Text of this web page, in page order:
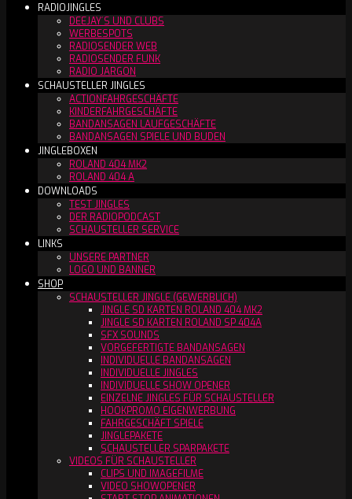
RADIOJINGLES
DEEJAY´S UND CLUBS
WERBESPOTS
RADIOSENDER WEB
RADIOSENDER FUNK
RADIO JARGON
SCHAUSTELLER JINGLES
ACTIONFAHRGESCHÄFTE
KINDERFAHRGESCHÄFTE
BANDANSAGEN LAUFGESCHÄFTE
BANDANSAGEN SPIELE UND BUDEN
JINGLEBOXEN
ROLAND 404 MK2
ROLAND 404 A
DOWNLOADS
TEST JINGLES
DER RADIOPODCAST
SCHAUSTELLER SERVICE
LINKS
UNSERE PARTNER
LOGO UND BANNER
SHOP
SCHAUSTELLER JINGLE (GEWERBLICH)
JINGLE SD KARTEN ROLAND 404 MK2
JINGLE SD KARTEN ROLAND SP 404A
SFX SOUNDS
VORGEFERTIGTE BANDANSAGEN
INDIVIDUELLE BANDANSAGEN
INDIVIDUELLE JINGLES
INDIVIDUELLE SHOW OPENER
EINZELNE JINGLES FÜR SCHAUSTELLER
HOOKPROMO EIGENWERBUNG
FAHRGESCHÄFT SPIELE
JINGLEPAKETE
SCHAUSTELLER SPARPAKETE
VIDEOS FÜR SCHAUSTELLER
CLIPS UND IMAGEFILME
VIDEO SHOWOPENER